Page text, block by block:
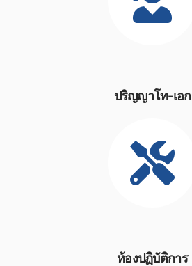
ปริญญาโท-เอก
ห้องปฏิบัติการ